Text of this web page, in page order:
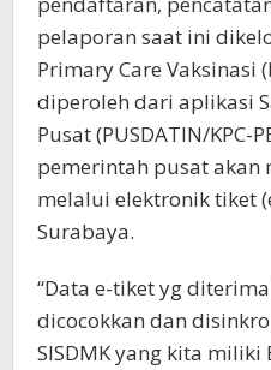
pelaporan saat ini
Primary Care Vaksinasi
diperoleh dari aplikasi
Pusat (PUSDATIN/KPC-
pemerintah pusat akan
melalui elektronik tiket
Surabaya.
“Data e-tiket yg
dicocokkan dan
SISDMK yang kita